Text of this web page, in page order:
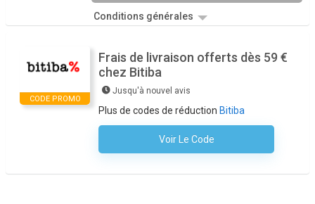
Conditions générales
CODE PROMO
Frais de livraison offerts dès 59 €
chez Bitiba
Jusqu'à nouvel avis
Plus de codes de réduction Bitiba
Voir Le Code
Aucun Code N'est Nécessaire